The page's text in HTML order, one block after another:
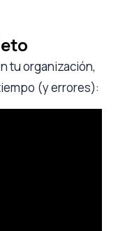
tu organización,
(y errores):